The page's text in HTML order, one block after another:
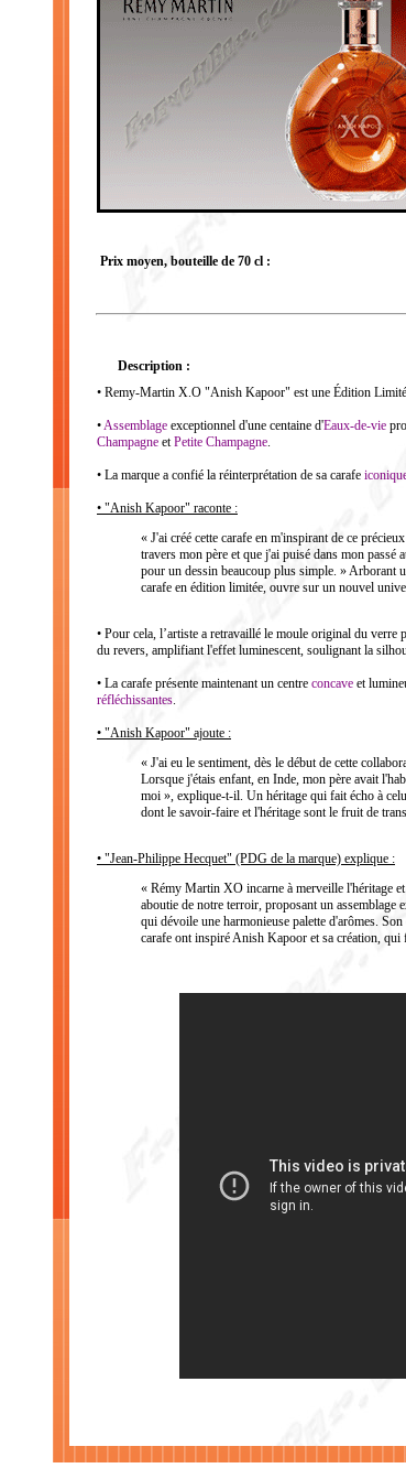
Prix moyen, bouteille de 70 cl :
Description :
• Remy-Martin X.O "Anish Kapoor" est une Édition
•Assemblage exceptionnel d'une centaine d'Eaux-de-vie
Champagne etPetite Champagne.
• La marque a confié la réinterprétation de sa carafe
• "Anish Kapoor" raconte :
« J'ai créé cette carafe en m'inspirant de ce
travers mon père et que j'ai puisé dans mon passé
pour un dessin beaucoup plus simple. » Arborant
carafe en édition limitée, ouvre sur un nouvel
• Pour cela, l’artiste a retravaillé le moule original du verre
du revers, amplifiant l'effet luminescent, soulignant la
• La carafe présente maintenant un centre concave et
réfléchissantes.
• "Anish Kapoor" ajoute :
« J'ai eu le sentiment, dès le début de cette
Lorsque j'étais enfant, en Inde, mon père avait
moi », explique-t-il. Un héritage qui fait écho à
dont le savoir-faire et l'héritage sont le fruit de
• "Jean-Philippe Hecquet" (PDG de la marque) explique :
« Rémy Martin XO incarne à merveille l'héritage
aboutie de notre terroir, proposant un assemblage
qui dévoile une harmonieuse palette d'arômes.
carafe ont inspiré Anish Kapoor et sa création,